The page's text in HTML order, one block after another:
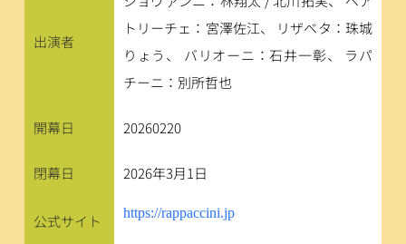
出演者
トリーチェ：宮澤佐江、 リザベタ：珠城
りょう、 バリオーニ：石井一彰、 ラパ
チーニ：別所哲也
開幕日 20260220
閉幕日 2026年3月1日
公式サイト https://rappaccini.jp